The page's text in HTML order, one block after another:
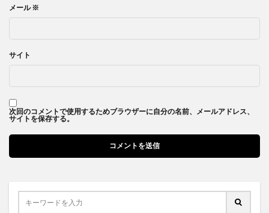
メール※
サイト
次回のコメントで使用するためブラウザーに自分の名前、メールアドレス、
サイトを保存する。